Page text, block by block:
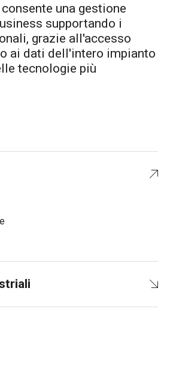
una gestione
supportando i
grazie all'accesso
ai dati dell'intero impianto
tecnologie più